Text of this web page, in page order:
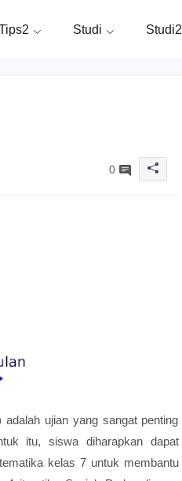
Studi Studi2
0
ujian yang sangat penting
itu, siswa diharapkan dapat
kelas 7 untuk membantu